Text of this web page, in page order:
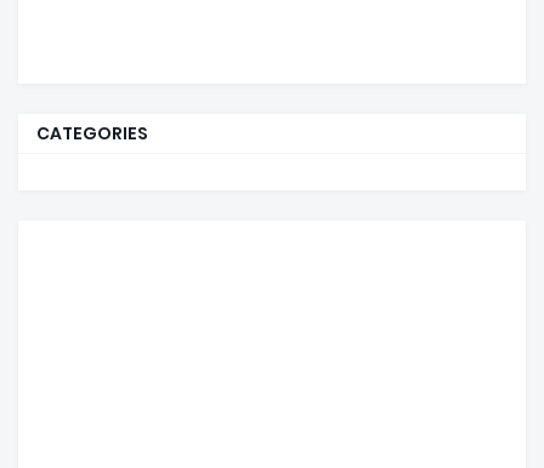
CATEGORIES